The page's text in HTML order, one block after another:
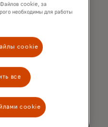
мире STEM-
от 8 до 16 лет.
a new tab
Файлов cookie, за
необходимы для работы
cookie
все
cookie